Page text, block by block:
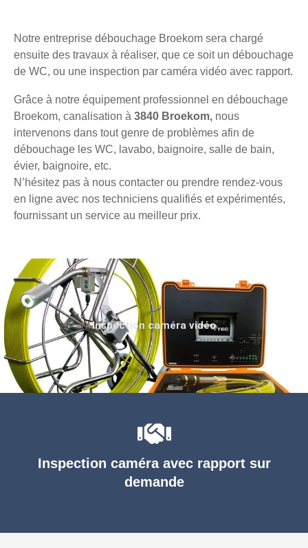
Notre entreprise débouchage Broekom sera chargé
ensuite des travaux à réaliser, que ce soit un débouchage
de WC, ou une inspection par caméra vidéo avec rapport.
Grâce à notre équipement professionnel en débouchage
Broekom, canalisation à 3840 Broekom, nous
intervenons dans tout genre de problèmes afin de
débouchage les WC, lavabo, baignoire, salle de bain,
évier, baignoire, etc.
N’hésitez pas à nous contacter ou prendre rendez-vous
en ligne avec nos techniciens qualifiés et expérimentés,
fournissant un service au meilleur prix.
Inspection caméra avec rapport sur
demande
Inspection caméra vidéo